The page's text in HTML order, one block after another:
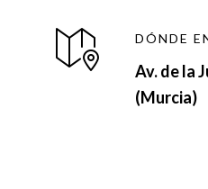
DÓNDE
Av. de la
(Murcia)